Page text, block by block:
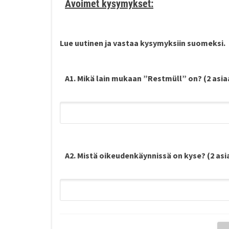
Avoimet kysymykset:
Lue uutinen ja vastaa kysymyksiin suomeksi.
A1. Mikä lain mukaan ”Restmüll” on? (2
A2. Mistä oikeudenkäynnissä on kyse? (2